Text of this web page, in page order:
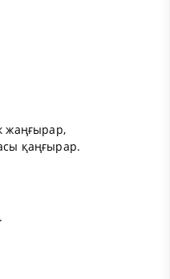
жаңғырар,
қаңғырар.